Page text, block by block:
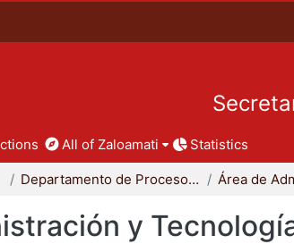
All of Zaloamati Statistics
Departamento de Procesos y Técnicas de Realización
y